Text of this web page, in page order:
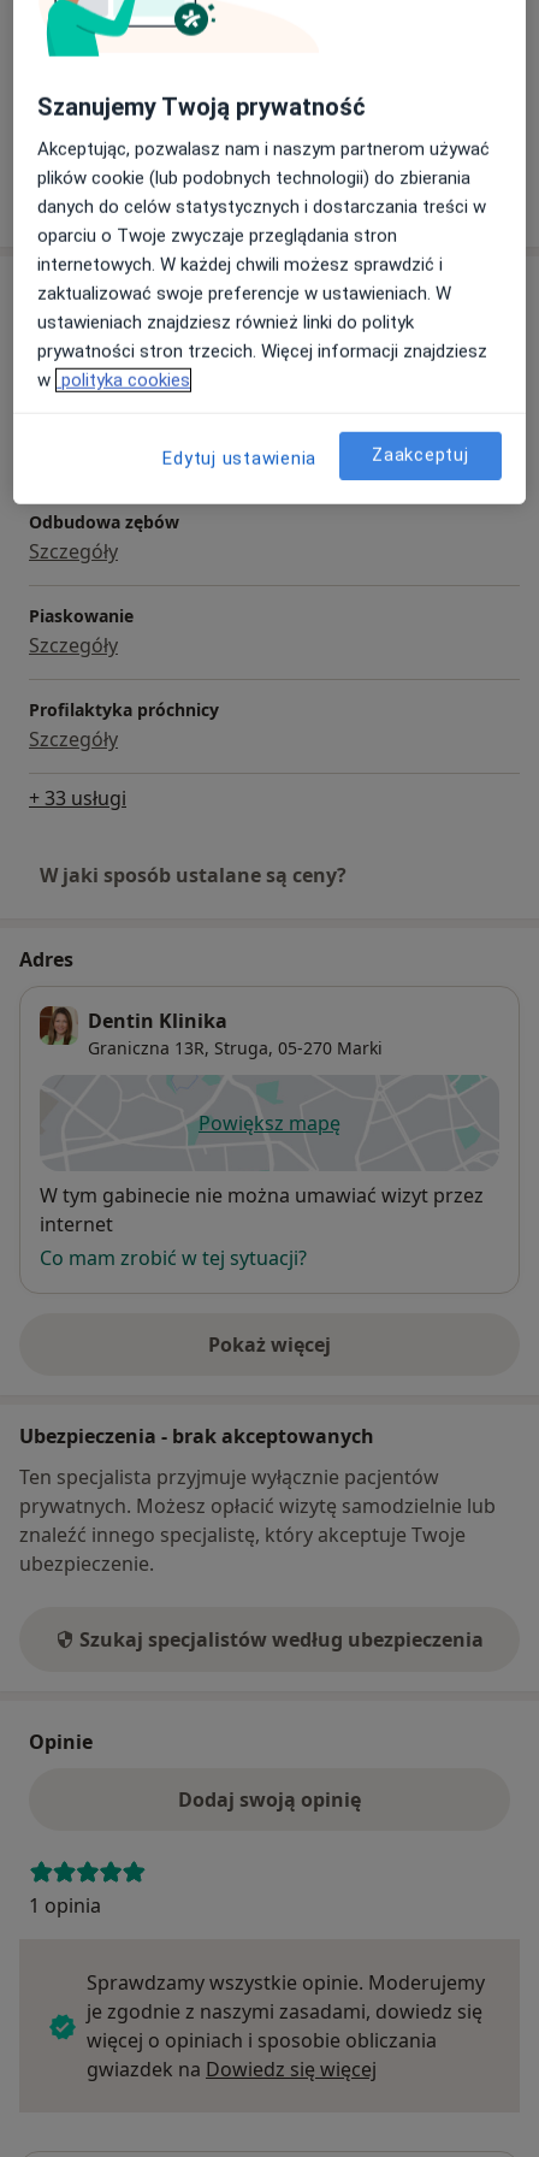
Pacjenci których przyjmuję
Dorośli
Pokaż więcejo doświadczeniu
Usługi i ceny
Konsultacja ortodontyczna
Szczegóły
Odbudowa zębów
Szczegóły
Piaskowanie
Szczegóły
Profilaktyka próchnicy
Szczegóły
+ 33 usługi
W jaki sposób ustalane są ceny?
Adres
Dentin Klinika
Graniczna 13R, Struga, 05-270 Marki
Powiększ mapęotwiera się w nowej karcie
Dostępność
W tym gabinecie nie można umawiać wizyt przez
internet
Co mam zrobić w tej sytuacji?
Pokaż więcej
o adresie
Ubezpieczenia - brak akceptowanych
Ten specjalista przyjmuje wyłącznie pacjentów
prywatnych. Możesz opłacić wizytę samodzielnie lub
znaleźć innego specjalistę, który akceptuje Twoje
ubezpieczenie.
Szukaj specjalistów według ubezpieczenia
Opinie
Dodaj swoją opinię
1 opinia
Sprawdzamy wszystkie opinie. Moderujemy
je zgodnie z naszymi zasadami, dowiedz się
więcej o opiniach i sposobie obliczania
gwiazdek na Dowiedz się więcej
Szanujemy Twoją prywatność
Akceptując, pozwalasz nam i naszym partnerom używać
plików cookie (lub podobnych technologii) do zbierania
danych do celów statystycznych i dostarczania treści w
oparciu o Twoje zwyczaje przeglądania stron
internetowych. W każdej chwili możesz sprawdzić i
zaktualizować swoje preferencje w ustawieniach. W
ustawieniach znajdziesz również linki do polityk
prywatności stron trzecich. Więcej informacji znajdziesz
w polityka cookies
Edytuj ustawienia Zaakceptuj